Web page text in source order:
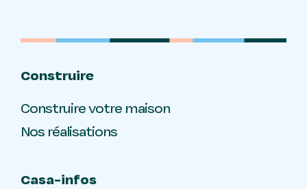
Construire
Construire votre maison
Nos réalisations
Casa-infos